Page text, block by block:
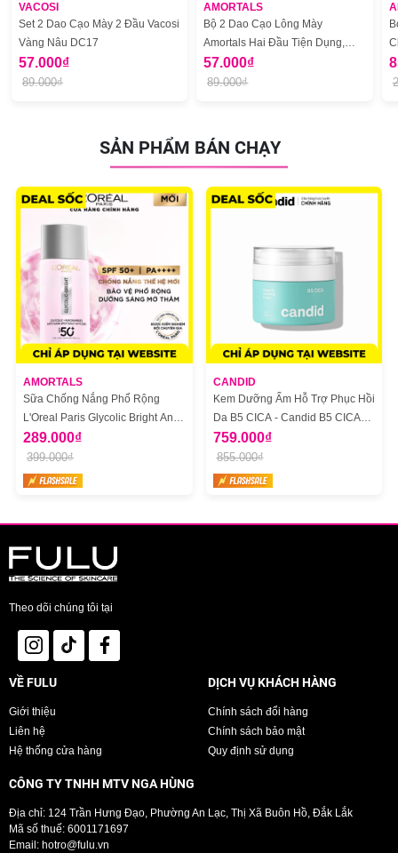
VACOSI
Set 2 Dao Cạo Mày 2 Đầu Vacosi
Vàng Nâu DC17
57.000₫
89.000₫
AMORTALS
Bộ 2 Dao Cạo Lông Mày
Amortals Hai Đầu Tiện Dụng,
Dao Tỉa Lông Mày Cạo Râu Tiện
Lợi
57.000₫
89.000₫
SẢN PHẨM BÁN CHẠY
AMORTALS
Sữa Chống Nắng Phổ Rộng
L'Oreal Paris Glycolic Bright Anti
Dark Spot Mờ Thâm Nám 50ml
289.000₫
399.000₫
CANDID
Kem Dưỡng Ẩm Hỗ Trợ Phục Hồi
Da B5 CICA - Candid B5 CICA
Repair & Soothing Cream
759.000₫
855.000₫
Theo dõi chúng tôi tại
VỀ FULU
Giới thiệu
Liên hệ
Hệ thống cửa hàng
DỊCH VỤ KHÁCH HÀNG
Chính sách đổi hàng
Chính sách bảo mật
Quy định sử dụng
CÔNG TY TNHH MTV NGA HÙNG
Địa chỉ: 124 Trần Hưng Đạo, Phường An Lạc, Thị Xã Buôn Hồ, Đắk Lắk
Mã số thuế: 6001171697
Email: hotro@fulu.vn